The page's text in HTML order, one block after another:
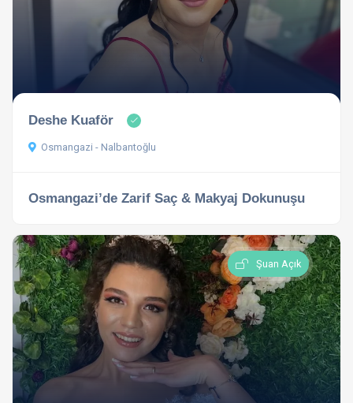
Deshe Kuaför
Osmangazi - Nalbantoğlu
Osmangazi’de Zarif Saç & Makyaj Dokunuşu
Şuan Açık